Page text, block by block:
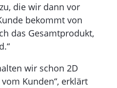
die wir dann vor
bekommt von
das Gesamtprodukt,
wir schon 2D
Kunden“, erklärt